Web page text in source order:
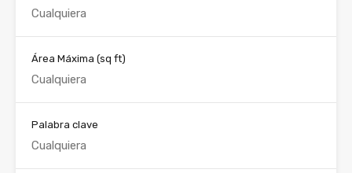
Área Máxima (sq ft)
Palabra clave